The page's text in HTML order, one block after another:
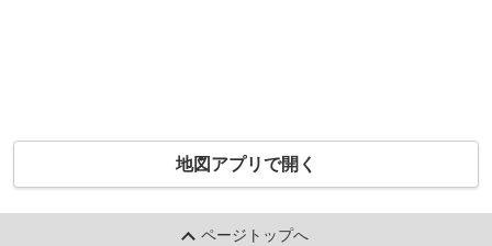
地図アプリで開く
ページトップへ